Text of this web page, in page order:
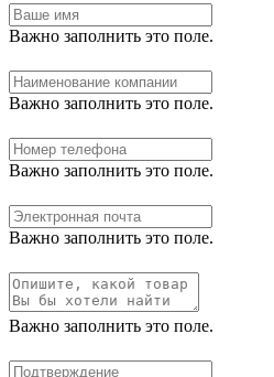
Важно заполнить это поле.
Важно заполнить это поле.
Важно заполнить это поле.
Важно заполнить это поле.
Важно заполнить это поле.